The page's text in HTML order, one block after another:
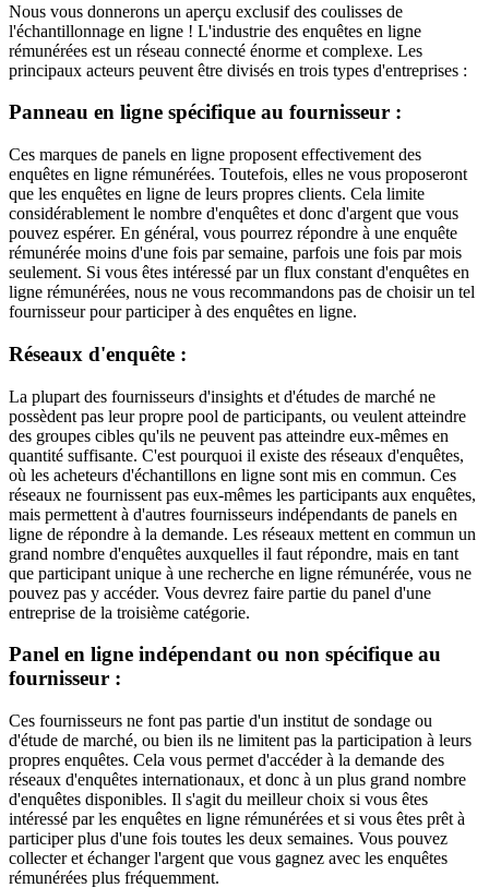
Nous vous donnerons un aperçu exclusif des coulisses de
l'échantillonnage en ligne ! L'industrie des enquêtes en ligne
rémunérées est un réseau connecté énorme et complexe. Les
principaux acteurs peuvent être divisés en trois types d'entreprises :
Panneau en ligne spécifique au fournisseur :
Ces marques de panels en ligne proposent effectivement des
enquêtes en ligne rémunérées. Toutefois, elles ne vous proposeront
que les enquêtes en ligne de leurs propres clients. Cela limite
considérablement le nombre d'enquêtes et donc d'argent que vous
pouvez espérer. En général, vous pourrez répondre à une enquête
rémunérée moins d'une fois par semaine, parfois une fois par mois
seulement. Si vous êtes intéressé par un flux constant d'enquêtes en
ligne rémunérées, nous ne vous recommandons pas de choisir un tel
fournisseur pour participer à des enquêtes en ligne.
Réseaux d'enquête :
La plupart des fournisseurs d'insights et d'études de marché ne
possèdent pas leur propre pool de participants, ou veulent atteindre
des groupes cibles qu'ils ne peuvent pas atteindre eux-mêmes en
quantité suffisante. C'est pourquoi il existe des réseaux d'enquêtes,
où les acheteurs d'échantillons en ligne sont mis en commun. Ces
réseaux ne fournissent pas eux-mêmes les participants aux enquêtes,
mais permettent à d'autres fournisseurs indépendants de panels en
ligne de répondre à la demande. Les réseaux mettent en commun un
grand nombre d'enquêtes auxquelles il faut répondre, mais en tant
que participant unique à une recherche en ligne rémunérée, vous ne
pouvez pas y accéder. Vous devrez faire partie du panel d'une
entreprise de la troisième catégorie.
Panel en ligne indépendant ou non spécifique au
fournisseur :
Ces fournisseurs ne font pas partie d'un institut de sondage ou
d'étude de marché, ou bien ils ne limitent pas la participation à leurs
propres enquêtes. Cela vous permet d'accéder à la demande des
réseaux d'enquêtes internationaux, et donc à un plus grand nombre
d'enquêtes disponibles. Il s'agit du meilleur choix si vous êtes
intéressé par les enquêtes en ligne rémunérées et si vous êtes prêt à
participer plus d'une fois toutes les deux semaines. Vous pouvez
collecter et échanger l'argent que vous gagnez avec les enquêtes
rémunérées plus fréquemment.